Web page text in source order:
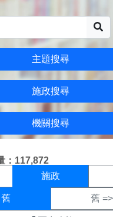
主題搜尋
施政搜尋
機關搜尋
：117,872
結果頁面
施政
舊